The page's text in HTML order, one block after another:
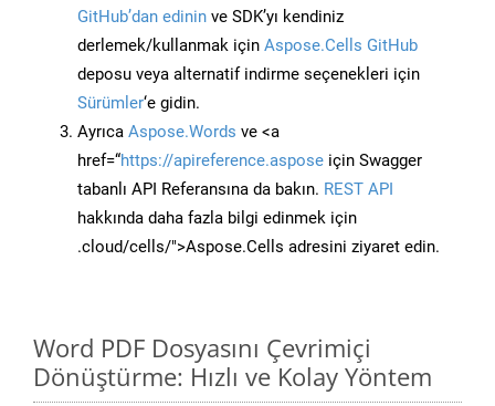
GitHub’dan edinin ve SDK’yı kendiniz
derlemek/kullanmak için Aspose.Cells GitHub
deposu veya alternatif indirme seçenekleri için
Sürümler‘e gidin.
Ayrıca Aspose.Words ve <a
href=“https://apireference.aspose için Swagger
tabanlı API Referansına da bakın. REST API
hakkında daha fazla bilgi edinmek için
.cloud/cells/">Aspose.Cells adresini ziyaret edin.
Word PDF Dosyasını Çevrimiçi
Dönüştürme: Hızlı ve Kolay Yöntem